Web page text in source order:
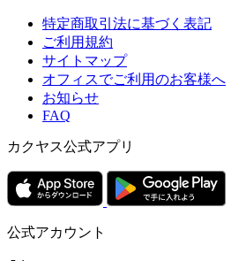
特定商取引法に基づく表記
ご利用規約
サイトマップ
オフィスでご利用のお客様へ
お知らせ
FAQ
カクヤス公式アプリ
公式アカウント